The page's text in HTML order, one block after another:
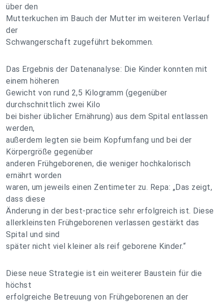
über den
Mutterkuchen im Bauch der Mutter im weiteren Verlauf
der
Schwangerschaft zugeführt bekommen.
Das Ergebnis der Datenanalyse: Die Kinder konnten mit
einem höheren
Gewicht von rund 2,5 Kilogramm (gegenüber
durchschnittlich zwei Kilo
bei bisher üblicher Ernährung) aus dem Spital entlassen
werden,
außerdem legten sie beim Kopfumfang und bei der
Körpergröße gegenüber
anderen Frühgeborenen, die weniger hochkalorisch
ernährt worden
waren, um jeweils einen Zentimeter zu. Repa: „Das zeigt,
dass diese
Änderung in der best-practice sehr erfolgreich ist. Diese
allerkleinsten Frühgeborenen verlassen gestärkt das
Spital und sind
später nicht viel kleiner als reif geborene Kinder.“
Diese neue Strategie ist ein weiterer Baustein für die
höchst
erfolgreiche Betreuung von Frühgeborenen an der